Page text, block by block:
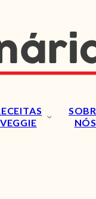
VEGGIE
NÓS